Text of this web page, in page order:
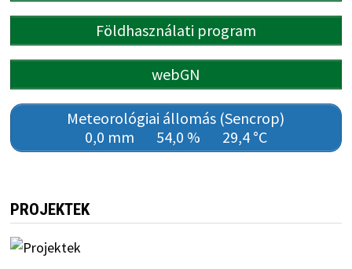
Földhasználati program
webGN
Meteorológiai állomás (Sencrop)
0,0 mm
54,0 % 29,4 °C
PROJEKTEK